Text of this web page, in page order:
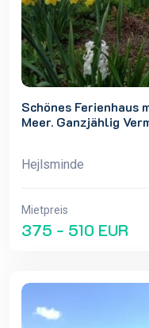
Schönes Ferienhaus
Meer. Ganzjählig
Hejlsminde
Mietpreis
375 - 510 EUR